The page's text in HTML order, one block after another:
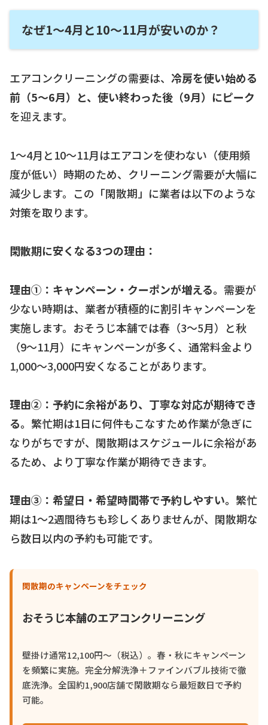
なぜ1〜4月と10〜11月が安いのか？
エアコンクリーニングの需要は、 冷房を使い始める
前（5〜6月）と、使い終わった後（9月）にピーク
を迎えます。
1〜4月と10〜11月はエアコンを使わない（使用頻
度が低い）時期のため、クリーニング需要が大幅に
減少します。この「閑散期」に業者は以下のような
対策を取ります。
閑散期に安くなる3つの理由：
理由①：キャンペーン・クーポンが増える。 需要が
少ない時期は、業者が積極的に割引キャンペーンを
実施します。おそうじ本舗では春（3〜5月）と秋
（9〜11月）にキャンペーンが多く、通常料金より
1,000〜3,000円安くなることがあります。
理由②：予約に余裕があり、丁寧な対応が期待でき
る。 繁忙期は1日に何件もこなすため作業が急ぎに
なりがちですが、閑散期はスケジュールに余裕があ
るため、より丁寧な作業が期待できます。
理由③：希望日・希望時間帯で予約しやすい。 繁忙
期は1〜2週間待ちも珍しくありませんが、閑散期な
ら数日以内の予約も可能です。
閑散期のキャンペーンをチェック
おそうじ本舗のエアコンクリーニング
壁掛け通常12,100円〜（税込）。春・秋にキャンペーン
を頻繁に実施。完全分解洗浄＋ファインバブル技術で徹
底洗浄。全国約1,900店舗で閑散期なら最短数日で予約
可能。